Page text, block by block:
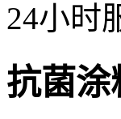
24小时
抗菌涂